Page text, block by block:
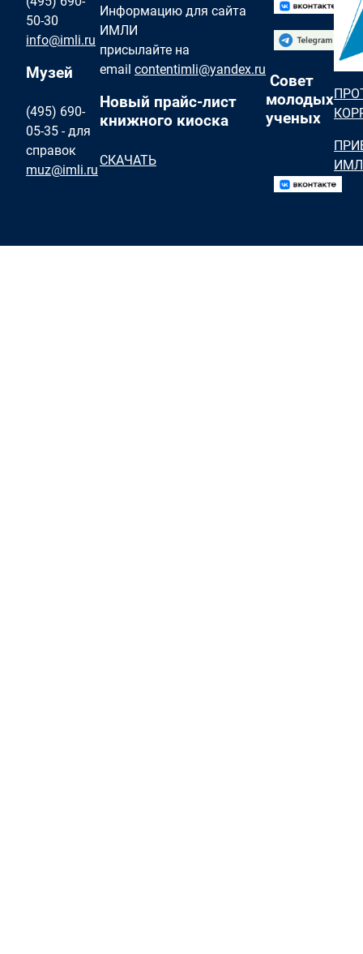
50-30
info@imli.ru
Музей
(495) 690-
05-35 - для
справок
muz@imli.ru
Информацию для сайта
ИМЛИ
присылайте на
email contentimli@yandex.ru
Новый прайс-лист
книжного киоска
СКАЧАТЬ
Совет
молодых
ученых